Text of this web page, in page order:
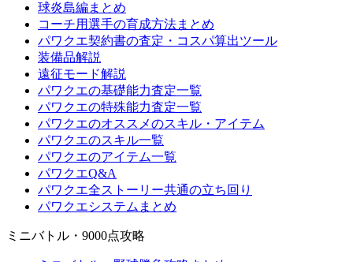
球炎島編まとめ
コーチ用選手の育成方法まとめ
パワクエ契約書の査定・コスパ算出ツール
装備品解説
遠征モード解説
パワクエの基礎能力査定一覧
パワクエの特殊能力査定一覧
パワクエのオススメのスキル・アイテム
パワクエのスキル一覧
パワクエのアイテム一覧
パワクエQ&A
パワクエ全ストーリー共通の立ち回り
パワクエシステムまとめ
ミニバトル・9000点攻略